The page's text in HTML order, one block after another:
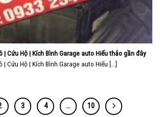
| Cứu Hộ | Kích Bình Garage auto Hiếu thảo gần đây
| Cứu Hộ | Kích Bình Garage auto Hiếu [...]
3 4 … 10